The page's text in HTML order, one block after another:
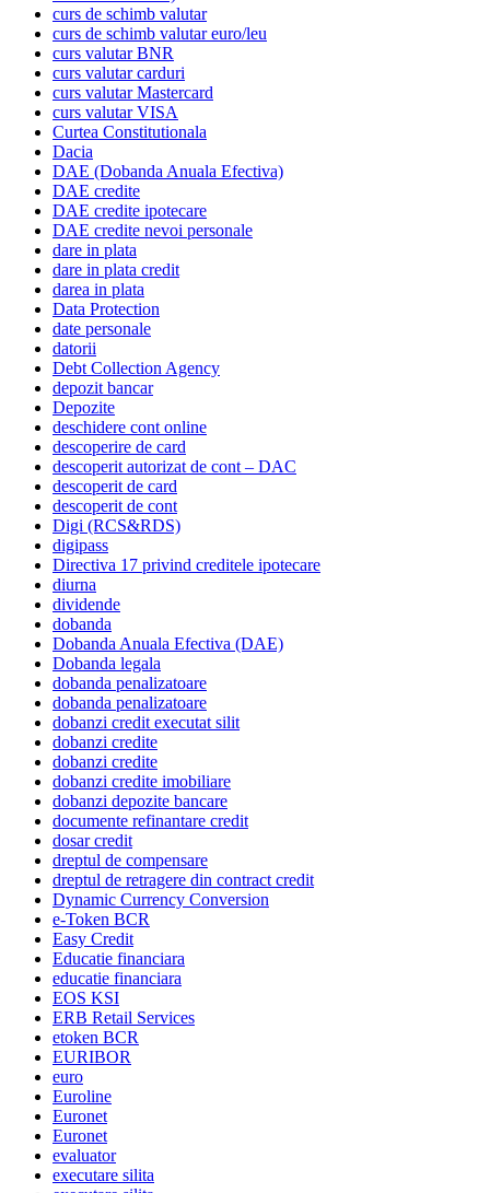
curs de schimb valutar
curs de schimb valutar euro/leu
curs valutar BNR
curs valutar carduri
curs valutar Mastercard
curs valutar VISA
Curtea Constitutionala
Dacia
DAE (Dobanda Anuala Efectiva)
DAE credite
DAE credite ipotecare
DAE credite nevoi personale
dare in plata
dare in plata credit
darea in plata
Data Protection
date personale
datorii
Debt Collection Agency
depozit bancar
Depozite
deschidere cont online
descoperire de card
descoperit autorizat de cont – DAC
descoperit de card
descoperit de cont
Digi (RCS&RDS)
digipass
Directiva 17 privind creditele ipotecare
diurna
dividende
dobanda
Dobanda Anuala Efectiva (DAE)
Dobanda legala
dobanda penalizatoare
dobanda penalizatoare
dobanzi credit executat silit
dobanzi credite
dobanzi credite
dobanzi credite imobiliare
dobanzi depozite bancare
documente refinantare credit
dosar credit
dreptul de compensare
dreptul de retragere din contract credit
Dynamic Currency Conversion
e-Token BCR
Easy Credit
Educatie financiara
educatie financiara
EOS KSI
ERB Retail Services
etoken BCR
EURIBOR
euro
Euroline
Euronet
Euronet
evaluator
executare silita